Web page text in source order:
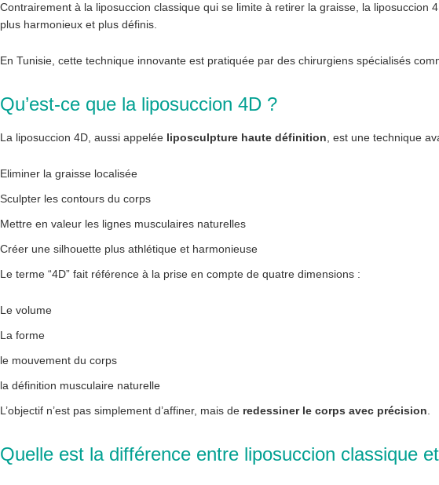
Contrairement à la liposuccion classique qui se limite à retirer la graisse, la liposuccion
plus harmonieux et plus définis.
En Tunisie , cette technique innovante est pratiquée par des chirurgiens spécialisés
Qu’est-ce que la liposuccion 4D ?
La liposuccion 4D, aussi appelée liposculpture haute définition , est une technique
Eliminer la graisse localisée
Sculpter les contours du corps
Mettre en valeur les lignes musculaires naturelles
Créer une silhouette plus athlétique et harmonieuse
Le terme “4D” fait référence à la prise en compte de quatre dimensions :
Le volume
La forme
le mouvement du corps
la définition musculaire naturelle
L’objectif n’est pas simplement d’affiner, mais de redessiner le corps avec précision
Quelle est la différence entre liposuccion classique